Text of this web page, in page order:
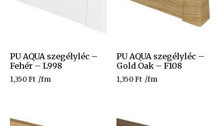
PU AQUA szegélyléc –
Fehér – L998
1,350Ft /fm
PU AQUA szegélyléc –
Gold Oak – F108
1,350Ft /fm